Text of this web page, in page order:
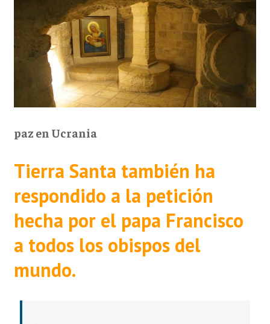
paz en Ucrania
Tierra Santa también ha
respondido a la petición
hecha por el papa Francisco
a todos los obispos del
mundo.